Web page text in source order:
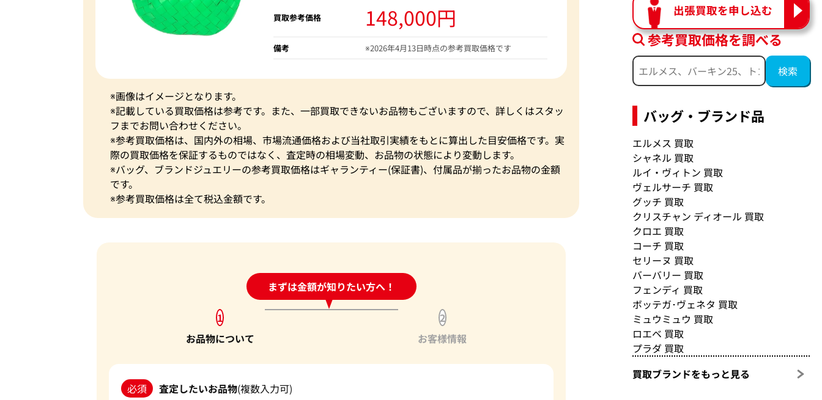
買取参考価格 148,000円
備考 ※2026年4月13日時点の参考買取価格です
※画像はイメージとなります。
※記載している買取価格は参考です。また、一部買取できないお品物もございますので、詳しくはスタッ
フまでお問い合わせください。
※参考買取価格は、国内外の相場、市場流通価格および当社取引実績をもとに算出した目安価格です。実
際の買取価格を保証するものではなく、査定時の相場変動、お品物の状態により変動します。
※バッグ、ブランドジュエリーの参考買取価格はギャランティー(保証書)、付属品が揃ったお品物の金額
です。
※参考買取価格は全て税込金額です。
まずは金額が知りたい方へ！
24時間受付中!問い合わせフォーム
1
お品物について
2
お客様情報
必須 査定したいお品物(複数入力可)
出張買取を申し込む
参考買取価格を調べる
バッグ・ブランド品
エルメス 買取
シャネル 買取
ルイ・ヴィトン 買取
ヴェルサーチ 買取
グッチ 買取
クリスチャン ディオール 買取
クロエ 買取
コーチ 買取
セリーヌ 買取
バーバリー 買取
フェンディ 買取
ボッテガ･ヴェネタ 買取
ミュウミュウ 買取
ロエベ 買取
プラダ 買取
買取ブランドをもっと見る